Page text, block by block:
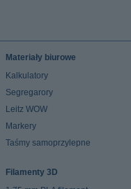
Materiały biurowe
Kalkulatory
Segregarory
Leitz WOW
Markery
Taśmy samoprzylepne
Filamenty 3D